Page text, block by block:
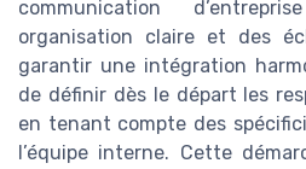
communication
organisation claire et des
garantir une intégration
de définir dès le départ les
en tenant compte des
l’équipe interne. Cette